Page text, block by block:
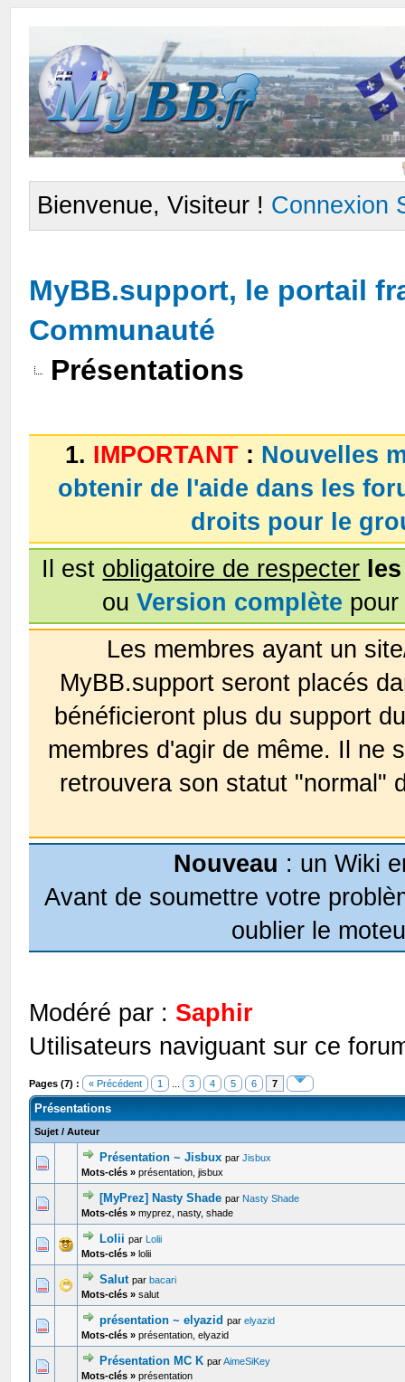
Bienvenue, Visiteur ! Connexion
MyBB.support, le portail
Communauté
Présentations
1. IMPORTANT : Nouvelles
obtenir de l'aide dans les
droits pour le
Il est obligatoire de respecter
ouVersion complète
Les membres ayant un
MyBB.support seront placés
bénéficieront plus du support
membres d'agir de même. Il ne
retrouvera son statut "normal"
Nouveau : un Wiki
Avant de soumettre votre
oublier le
Modéré par : Saphir
Utilisateurs naviguant sur ce
Pages (7) : « Précédent 1 ... 3 4 5 6 7
Présentations
Sujet /Auteur
Présentation ~ Jisbux parJisbux
Mots-clés »présentation, jisbux
0 Votes - 0 sur 5 en moyenne
12345
[MyPrez] Nasty Shade par Nasty Shade
Mots-clés »myprez, nasty, shade
0 Votes - 0 sur 5 en moyenne
12 345
Lolii par Lolii
Mots-clés »lolii
0 Votes - 0 sur 5 en moyenne
Salut parbacari
Mots-clés »salut
0 Votes - 0 sur 5 en moyenne
1
présentation ~ elyazid parelyazid
Mots-clés »présentation, elyazid
0 Votes - 0 sur 5 en moyenne
1 2345
Présentation MC K parAimeSiKey
Mots-clés »présentation
0 Votes - 0 sur 5 en moyenne
123 45